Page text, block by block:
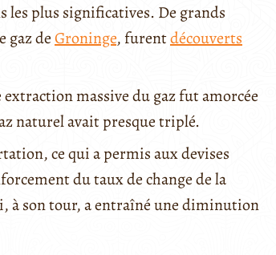
les plus significatives. De grands
gaz deGroninge, furentdécouverts
massive du gaz fut amorcée
naturel avait presque triplé.
ce qui a permis aux devises
du taux de change de la
à son tour, a entraîné une diminution